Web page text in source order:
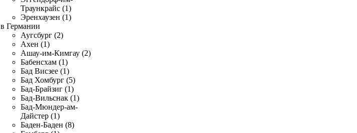
Траункрайс (1)
Эренхаузен (1)
в Германии
Аугсбург (2)
Ахен (1)
Ашау-им-Кимгау (2)
Бабенсхам (1)
Бад Висзее (1)
Бад Хомбург (5)
Бад-Брайзиг (1)
Бад-Вильснак (1)
Бад-Мюндер-ам-
Дайстер (1)
Баден-Баден (8)